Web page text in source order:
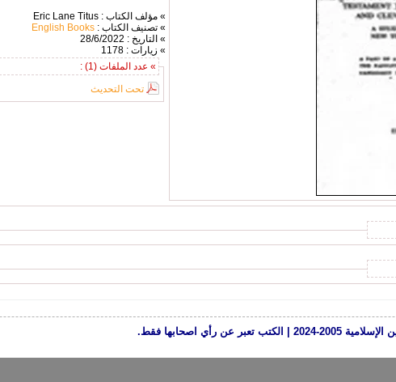
» مؤلف الكتاب : Eric Lane Titus
» تصنيف الكتاب : English Books
» التاريخ : 28/6/2022
» زيارات : 1178
» عدد الملفات (1) :
تحت التحديث
عن رأي اصحابها فقط.